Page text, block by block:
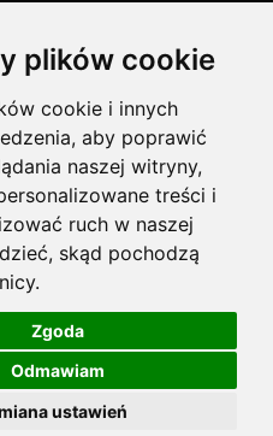
plików cookie
cookie i innych
aby poprawić
naszej witryny,
treści i
ruch w naszej
skąd pochodzą
Zgoda
Odmawiam
ustawień
w powiecie wejherowskim
i Redą tworzy zespół
Kaszubskim. W latach 1945–
do tak zwanego dużego
1975–1998 do tak zwanego
danych z 1 stycznia 2018
największym polskim miastem